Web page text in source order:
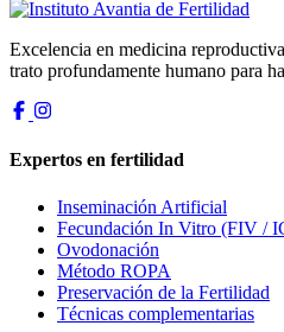
Excelencia en medicina
trato profundamente humano para
Expertos en fertilidad
Inseminación Artificial
Fecundación In Vitro (FIV /
Ovodonación
Método ROPA
Preservación de la Fertilidad
Técnicas complementarias